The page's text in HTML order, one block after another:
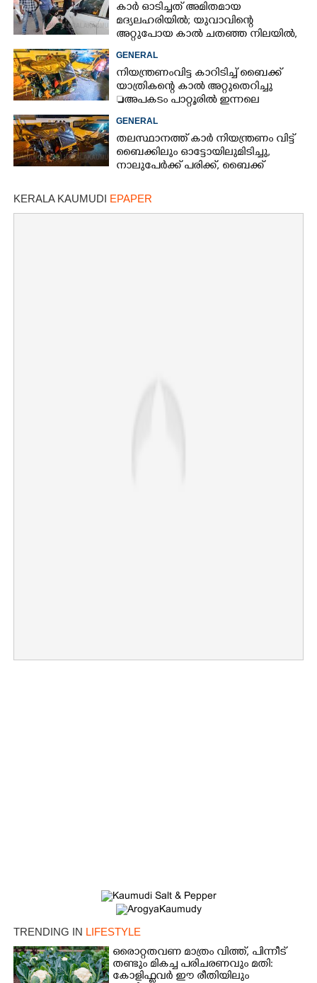
കാർ ഓടിച്ചത് അമിതമായ
മദ്യലഹരിയിൽ; യുവാവിന്റെ
അറ്റുപോയ കാൽ ചതഞ്ഞ നിലയിൽ,
GENERAL
നിയന്ത്രണംവിട്ട കാറിടിച്ച് ബൈക്ക്
യാത്രികന്റെ കാൽ അറ്റുതെറിച്ചു
അപകടം പാറ്റൂരിൽ ഇന്നലെ
ഡ്രൈവർക്കുൾപ്പെടെ ഗുരുതര
പരിക്ക് കാറിലുണ്ടായിരുന്നവർ
കസ്റ്റഡിയിൽ
GENERAL
തലസ്ഥാനത്ത് കാർ നിയന്ത്രണം വിട്ട്
ബൈക്കിലും ഓട്ടോയിലുമിടിച്ചു,​
നാലുപേർക്ക് പരിക്ക്,​ ബൈക്ക്
KERALA KAUMUDI EPAPER
TRENDING IN LIFESTYLE
ഒരൊറ്റതവണ മാത്രം വിത്ത്, പിന്നീട്
തണ്ടും മികച്ച പരിചരണവും മതി:
കോളിഫ്ലവർ ഈ രീതിയിലും